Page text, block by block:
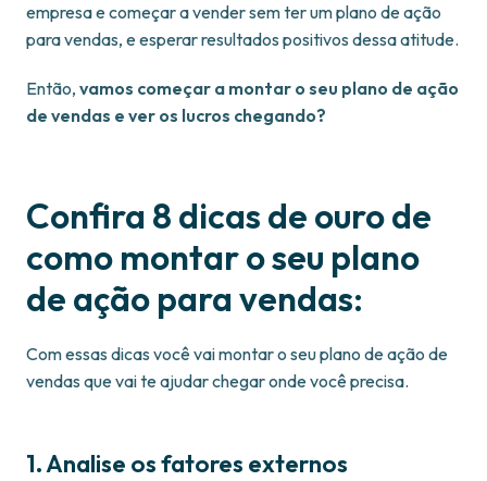
empresa e começar a vender sem ter um plano de ação
para vendas, e esperar resultados positivos dessa atitude.
Então, vamos começar a montar o seu plano de ação
de vendas e ver os lucros chegando?
Confira 8 dicas de ouro de
como montar o seu plano
de ação para vendas:
Com essas dicas você vai montar o seu plano de ação de
vendas que vai te ajudar chegar onde você precisa.
1. Analise os fatores externos